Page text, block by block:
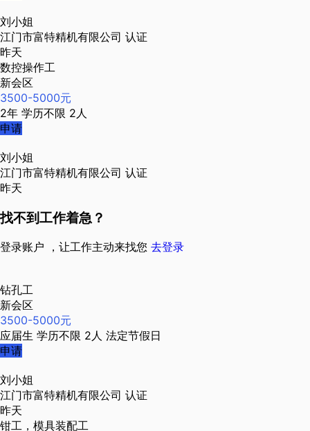
刘小姐
江门市富特精机有限公司 认证
昨天
数控操作工
新会区
3500-5000元
2年 学历不限 2人
申请
刘小姐
江门市富特精机有限公司 认证
昨天
找不到工作着急？
登录账户 ，让工作主动来找您 去登录
钻孔工
新会区
3500-5000元
应届生 学历不限 2人 法定节假日
申请
刘小姐
江门市富特精机有限公司 认证
昨天
钳工，模具装配工